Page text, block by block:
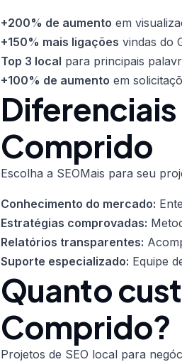
+200% de aumento em
+150% mais ligações vindas do
Top 3 local para principais
+100% de aumento em
Diferenciais
Comprido
Escolha a SEOMais para seu
Conhecimento do mercado:
Estratégias comprovadas:
Relatórios transparentes:
Suporte especializado: Equipe
Quanto
Comprido?
Projetos de SEO local para